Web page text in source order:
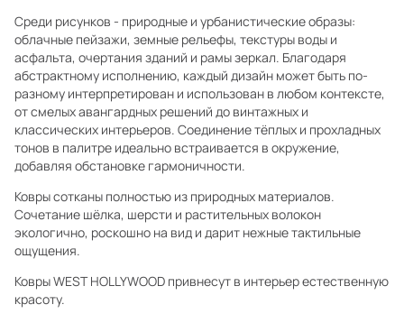
Среди рисунков - природные и урбанистические образы:
облачные пейзажи, земные рельефы, текстуры воды и
асфальта, очертания зданий и рамы зеркал. Благодаря
абстрактному исполнению, каждый дизайн может быть по-
разному интерпретирован и использован в любом контексте,
от смелых авангардных решений до винтажных и
классических интерьеров. Соединение тёплых и прохладных
тонов в палитре идеально встраивается в окружение,
добавляя обстановке гармоничности.
Ковры сотканы полностью из природных материалов.
Сочетание шёлка, шерсти и растительных волокон
экологично, роскошно на вид и дарит нежные тактильные
ощущения.
Ковры WEST HOLLYWOOD привнесут в интерьер естественную
красоту.